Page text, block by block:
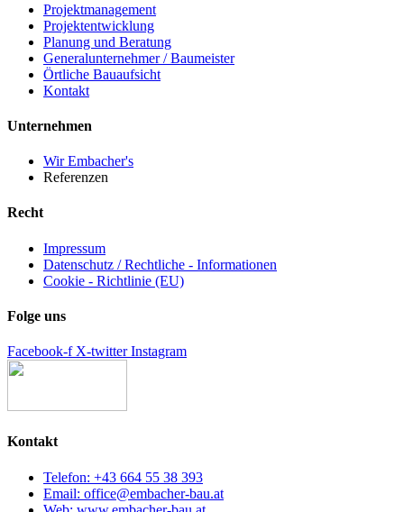
Projektmanagement
Projektentwicklung
Planung und Beratung
Generalunternehmer / Baumeister
Örtliche Bauaufsicht
Kontakt
Unternehmen
Wir Embacher's
Referenzen
Recht
Impressum
Datenschutz / Rechtliche - Informationen
Cookie - Richtlinie (EU)
Folge uns
Facebook-f X-twitter Instagram
Kontakt
Telefon: +43 664 55 38 393
Email: office@embacher-bau.at